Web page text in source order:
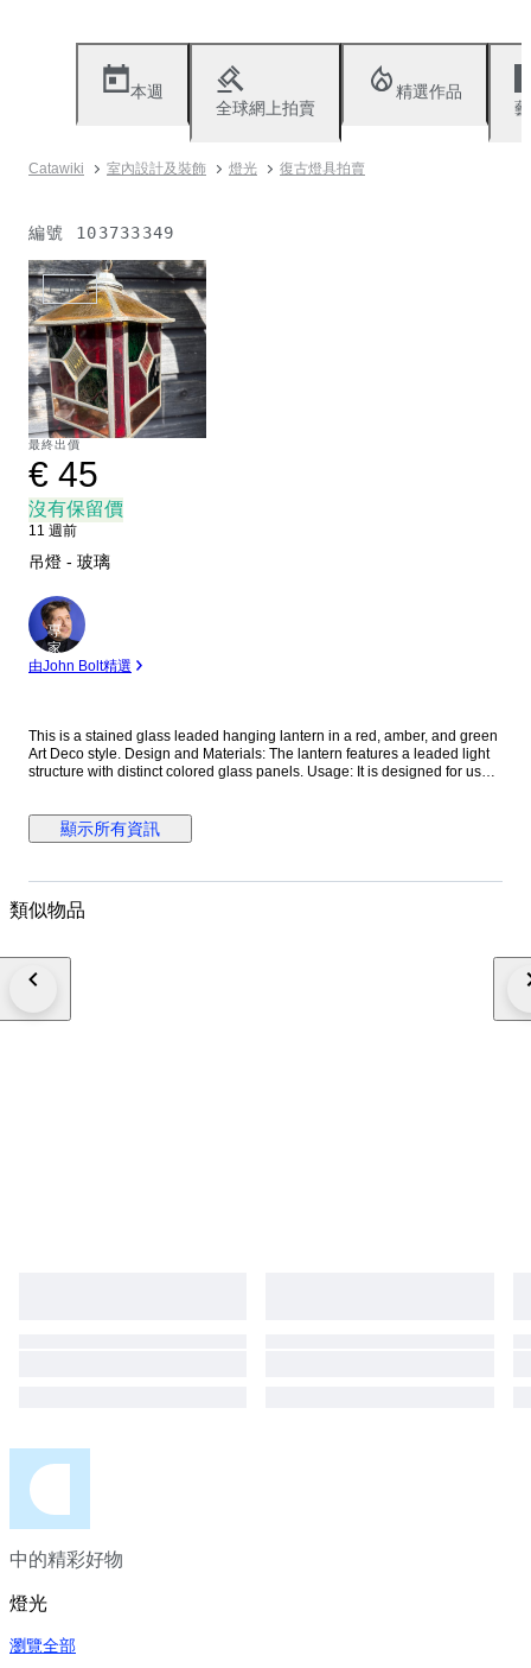
本週
全球網上拍賣
精選作品
Catawiki 室內設計及裝飾 燈光 復古燈具拍賣
編號 103733349
已出售
最終出價
€ 45
沒有保留價
11 週前
吊燈 - 玻璃
專
家
由John Bolt精選
This is a stained glass leaded hanging lantern in a red, amber, and green
Art Deco style. Design and Materials: The lantern features a leaded light
structure with distinct colored glass panels. Usage: It is designed for use
suspension hook for hanging.
顯示所有資訊
類似物品
中的精彩好物
燈光
瀏覽全部